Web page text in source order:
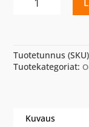
SUUTIN
DEG
CBM
määrä
Tuotetunnus
Tuotekategoriat:
Kuvaus